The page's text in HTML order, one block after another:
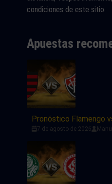
condiciones de este sitio.
Apuestas
Pronóstico Flamengo
7 de agosto de 2026